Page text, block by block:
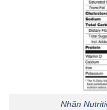
Nhãn